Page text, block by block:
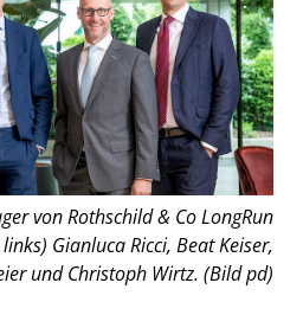
von Rothschild & Co LongRun
Gianluca Ricci, Beat Keiser,
und Christoph Wirtz. (Bild pd)